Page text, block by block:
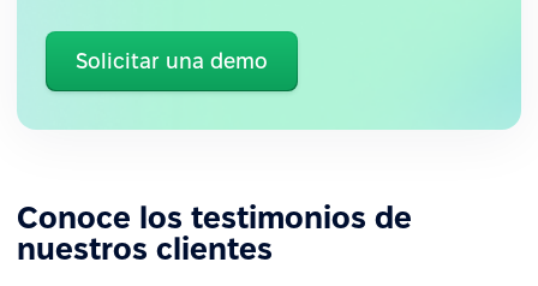
Solicitar una demo
Conoce los testimonios de
nuestros clientes